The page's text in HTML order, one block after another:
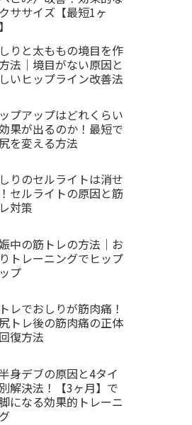
ササイズ【最短1ヶ
りと太ももの境目を作
法｜境目がない原因と
いヒップライン改善法
プアップはどれくらい
果が出るのか！最短で
を変える方法
りのセルライトは消せ
セルライトの原因と筋
対策
中の筋トレの方法｜お
トレーニングでヒップ
プ
レでおしりが筋肉痛！
尻トレ後の筋肉痛の正体
復方法
身デブの原因と4タイ
解決法！【3ヶ月】で
になる効果的トレーニ